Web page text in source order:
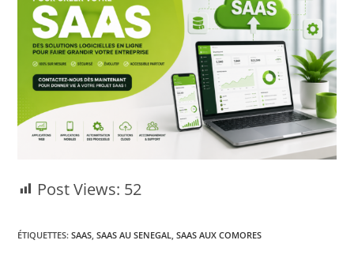
Post Views: 52
ÉTIQUETTES:SAAS SAAS AU SENEGAL SAAS AUX COMORES